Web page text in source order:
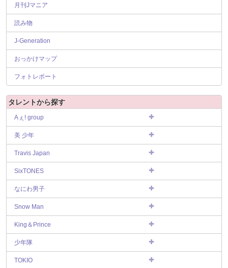
月刊Jマニア
読み物
J-Generation
おっかけマップ
フォトレポート
タレントから探す
Aぇ! group
美 少年
Travis Japan
SixTONES
なにわ男子
Snow Man
King＆Prince
少年隊
TOKIO